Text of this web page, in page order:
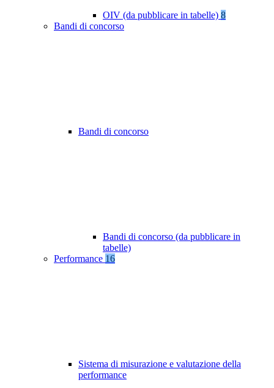
OIV (da pubblicare in tabelle) 8
Bandi di concorso
Bandi di concorso
Bandi di concorso (da pubblicare in
tabelle)
Performance 16
Sistema di misurazione e valutazione della
performance